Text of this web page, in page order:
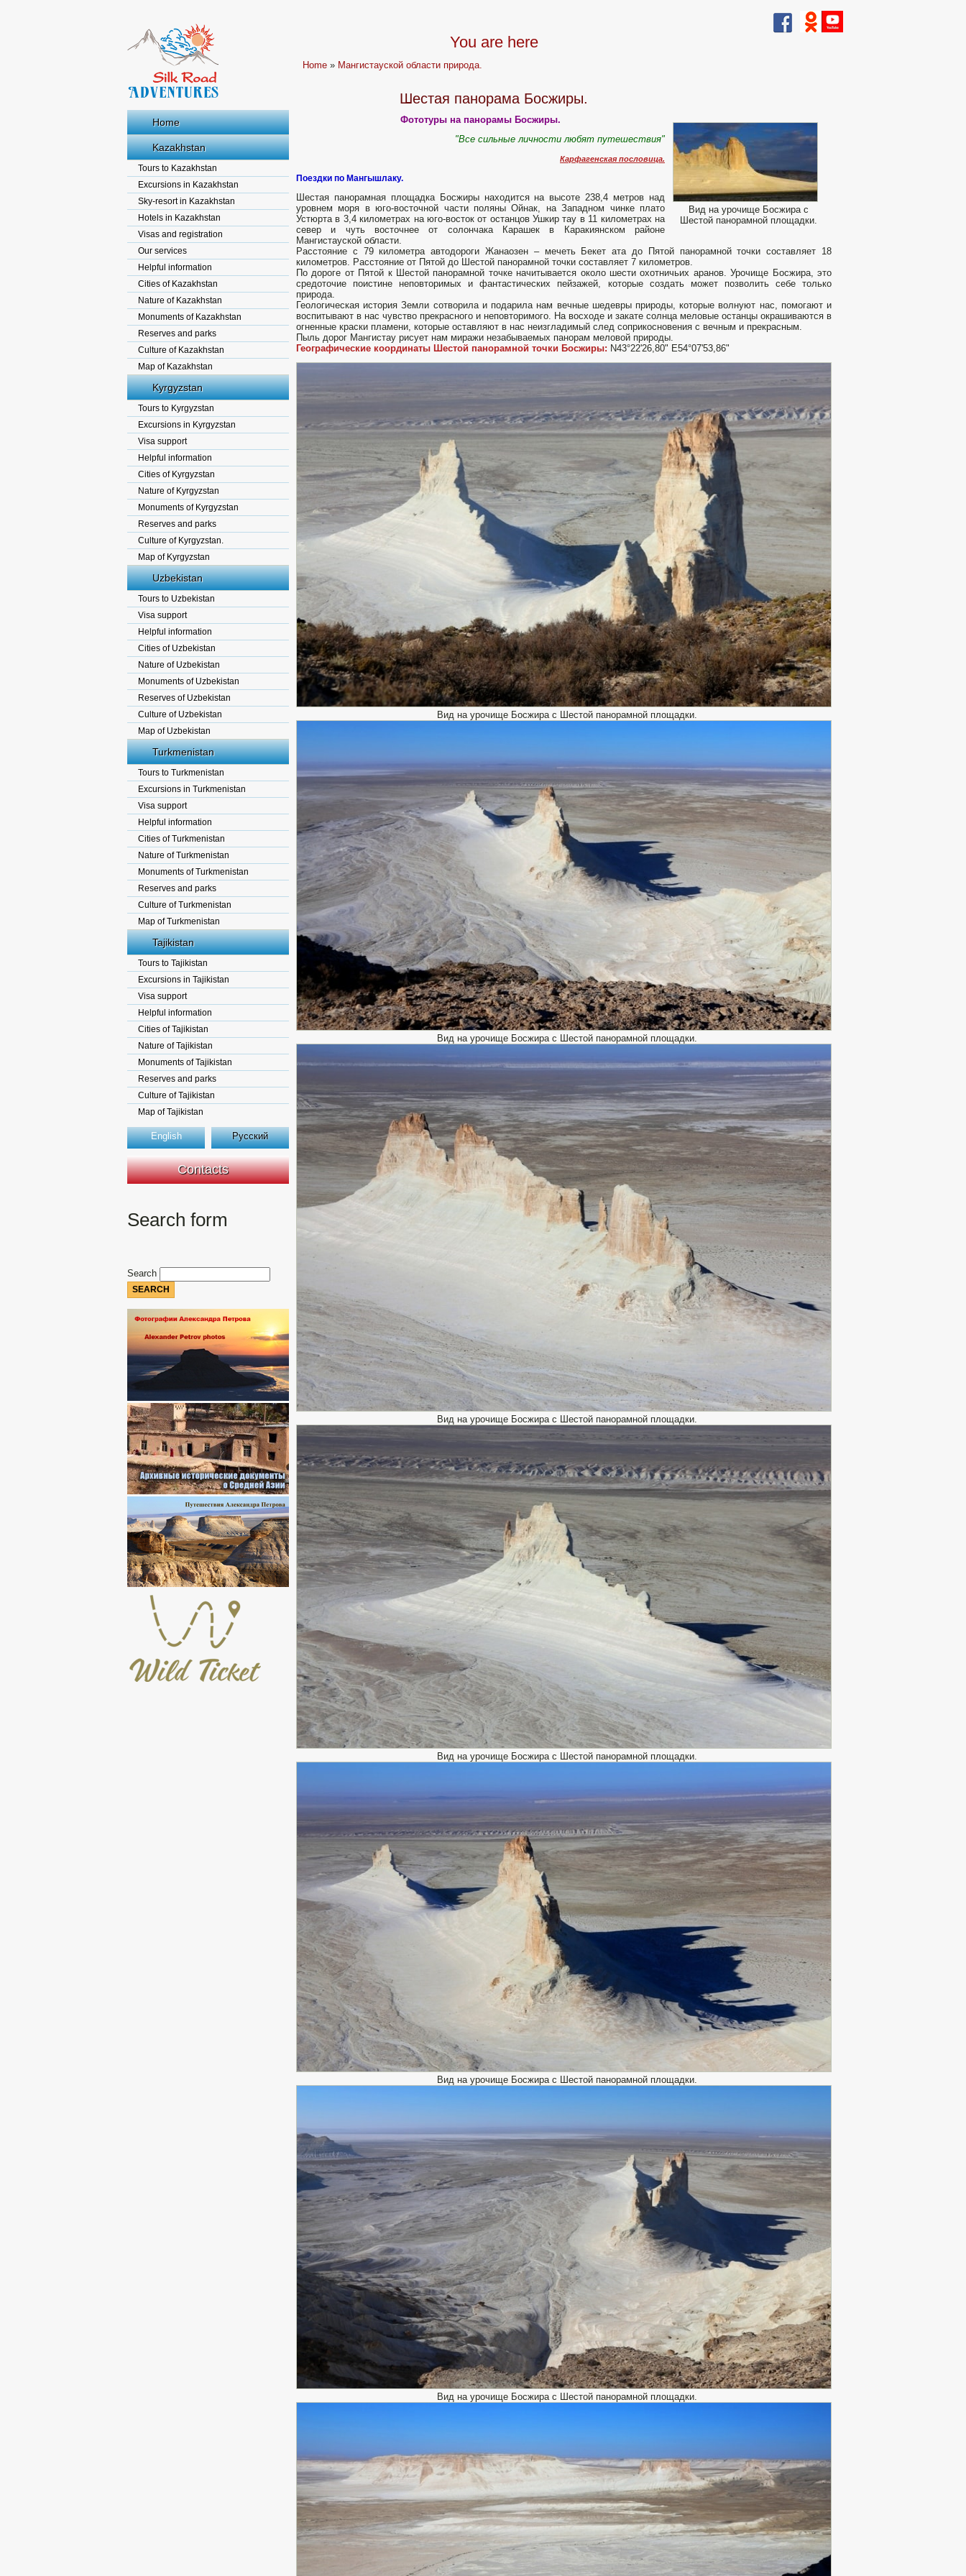
Home
Kazakhstan
Tours to Kazakhstan
Excursions in Kazakhstan
Sky-resort in Kazakhstan
Hotels in Kazakhstan
Visas and registration
Our services
Helpful information
Cities of Kazakhstan
Nature of Kazakhstan
Monuments of Kazakhstan
Reserves and parks
Culture of Kazakhstan
Map of Kazakhstan
Kyrgyzstan
Tours to Kyrgyzstan
Excursions in Kyrgyzstan
Visa support
Helpful information
Cities of Kyrgyzstan
Nature of Kyrgyzstan
Monuments of Kyrgyzstan
Reserves and parks
Culture of Kyrgyzstan.
Map of Kyrgyzstan
Uzbekistan
Tours to Uzbekistan
Visa support
Helpful information
Cities of Uzbekistan
Nature of Uzbekistan
Monuments of Uzbekistan
Reserves of Uzbekistan
Culture of Uzbekistan
Map of Uzbekistan
Turkmenistan
Tours to Turkmenistan
Excursions in Turkmenistan
Visa support
Helpful information
Cities of Turkmenistan
Nature of Turkmenistan
Monuments of Turkmenistan
Reserves and parks
Culture of Turkmenistan
Map of Turkmenistan
Tajikistan
Tours to Tajikistan
Excursions in Tajikistan
Visa support
Helpful information
Cities of Tajikistan
Nature of Tajikistan
Monuments of Tajikistan
Reserves and parks
Culture of Tajikistan
Map of Tajikistan
English Русский
Contacts
Search form
Search
You are here
Home » Мангистауской области природа.
Шестая панорама Босжиры.
Вид на урочище Босжира с
Шестой панорамной площадки.
Фототуры на панорамы Босжиры.
"Все сильные личности любят путешествия"
Карфагенская пословица.
Поездки по Мангышлаку.
Шестая панорамная площадка Босжиры находится на высоте 238,4 метров над
уровнем моря в юго-восточной части поляны Ойнак, на Западном чинке плато
Устюрта в 3,4 километрах на юго-восток от останцов Ушкир тау в 11 километрах на
север и чуть восточнее от солончака Карашек в Каракиянском районе
Мангистауской области.
Расстояние с 79 километра автодороги Жанаозен – мечеть Бекет ата до Пятой панорамной точки составляет 18
километров. Расстояние от Пятой до Шестой панорамной точки составляет 7 километров.
По дороге от Пятой к Шестой панорамной точке начитывается около шести охотничьих аранов. Урочище Босжира, это
средоточие поистине неповторимых и фантастических пейзажей, которые создать может позволить себе только
природа.
Геологическая история Земли сотворила и подарила нам вечные шедевры природы, которые волнуют нас, помогают и
воспитывают в нас чувство прекрасного и неповторимого. На восходе и закате солнца меловые останцы окрашиваются в
огненные краски пламени, которые оставляют в нас неизгладимый след соприкосновения с вечным и прекрасным.
Пыль дорог Мангистау рисует нам миражи незабываемых панорам меловой природы.
Географические координаты Шестой панорамной точки Босжиры: N43°22'26,80" E54°07'53,86"
Вид на урочище Босжира с Шестой панорамной площадки.
Вид на урочище Босжира с Шестой панорамной площадки.
Вид на урочище Босжира с Шестой панорамной площадки.
Вид на урочище Босжира с Шестой панорамной площадки.
Вид на урочище Босжира с Шестой панорамной площадки.
Вид на урочище Босжира с Шестой панорамной площадки.